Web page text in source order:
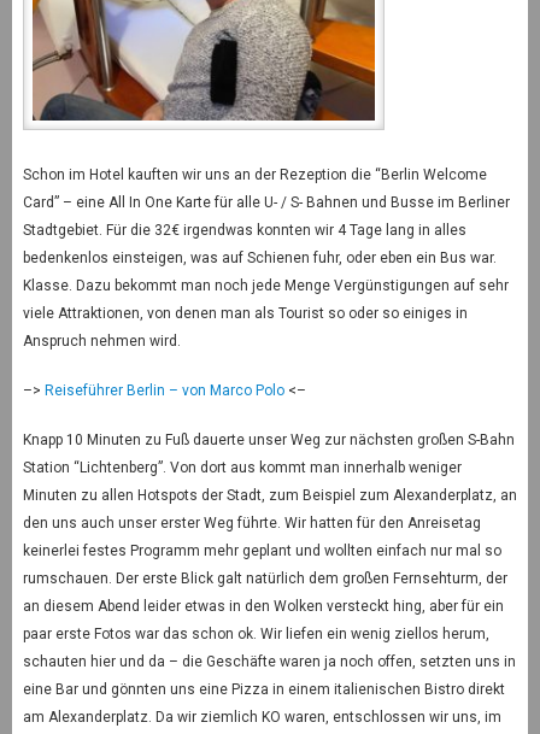
Schon im Hotel kauften wir uns an der Rezeption die “Berlin Welcome
Card” – eine All In One Karte für alle U- / S- Bahnen und Busse im Berliner
Stadtgebiet. Für die 32€ irgendwas konnten wir 4 Tage lang in alles
bedenkenlos einsteigen, was auf Schienen fuhr, oder eben ein Bus war.
Klasse. Dazu bekommt man noch jede Menge Vergünstigungen auf sehr
viele Attraktionen, von denen man als Tourist so oder so einiges in
Anspruch nehmen wird.
–> Reiseführer Berlin – von Marco Polo<–
Knapp 10 Minuten zu Fuß dauerte unser Weg zur nächsten großen S-Bahn
Station “Lichtenberg”. Von dort aus kommt man innerhalb weniger
Minuten zu allen Hotspots der Stadt, zum Beispiel zum Alexanderplatz, an
den uns auch unser erster Weg führte. Wir hatten für den Anreisetag
keinerlei festes Programm mehr geplant und wollten einfach nur mal so
rumschauen. Der erste Blick galt natürlich dem großen Fernsehturm, der
an diesem Abend leider etwas in den Wolken versteckt hing, aber für ein
paar erste Fotos war das schon ok. Wir liefen ein wenig ziellos herum,
schauten hier und da – die Geschäfte waren ja noch offen, setzten uns in
eine Bar und gönnten uns eine Pizza in einem italienischen Bistro direkt
am Alexanderplatz. Da wir ziemlich KO waren, entschlossen wir uns, im